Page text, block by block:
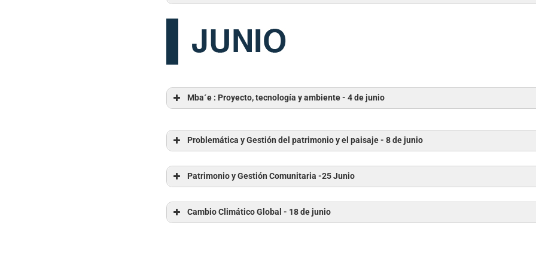
Módulo abierto perteneciente a la Maestría en diseño y Gestión de Sistemas
10 CONCEPTOS PARA PENSAR EL FUTURO URBANO –
climática»
Mba´e : Proyecto, tecnología y ambiente - 4 de junio
Problemática y Gestión del patrimonio y el paisaje - 8 de junio
Patrimonio y Gestión Comunitaria -25 Junio
Cambio Climático Global - 18 de junio